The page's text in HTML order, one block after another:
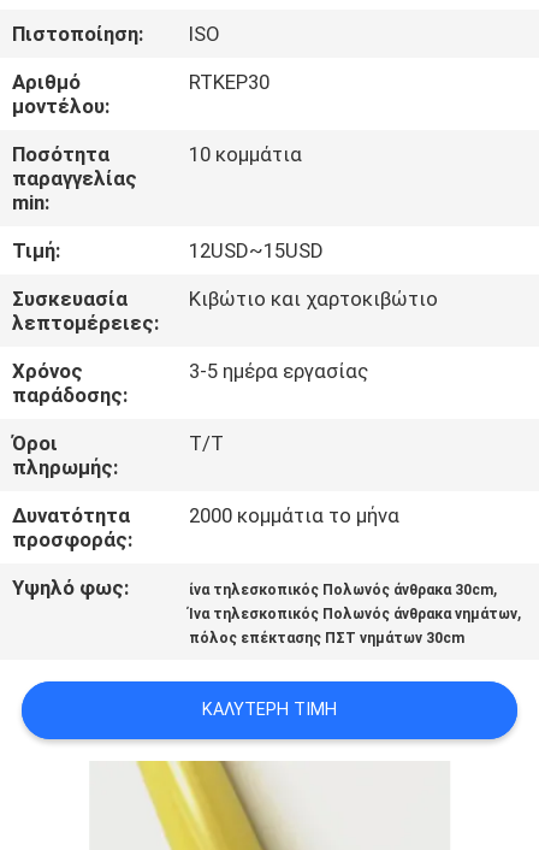
ΓΎΡΟΣ
ΕΡΓΟΣΤΑΣΊΩΝ
ΠΟΙΟΤΙΚΌΣ
ΈΛΕΓΧΟΣ
ΜΑΣ
ΕΛΆΤΕ
ΕΠΑΦΉ
ΜΕ
ΖΗΤΉΣΤΕ
ΈΝΑ
ΑΠΌΣΠΑΣΜΑ
PRIVACY
Πιστοποίηση:
ISO
Αριθμό
μοντέλου:
RTKEP30
Ποσότητα
παραγγελίας
min:
10 κομμάτια
Τιμή:
12USD~15USD
Συσκευασία
λεπτομέρειες:
Κιβώτιο και χαρτοκιβώτιο
Χρόνος
παράδοσης:
3-5 ημέρα εργασίας
Όροι
πληρωμής:
T/T
Δυνατότητα
προσφοράς:
2000 κομμάτια το μήνα
Υψηλό φως: ίνα τηλεσκοπικός Πολωνός άνθρακα 30cm,
Ίνα τηλεσκοπικός Πολωνός άνθρακα νημάτων,
πόλος επέκτασης ΠΣΤ νημάτων 30cm
ΚΑΛΎΤΕΡΗ ΤΙΜΉ